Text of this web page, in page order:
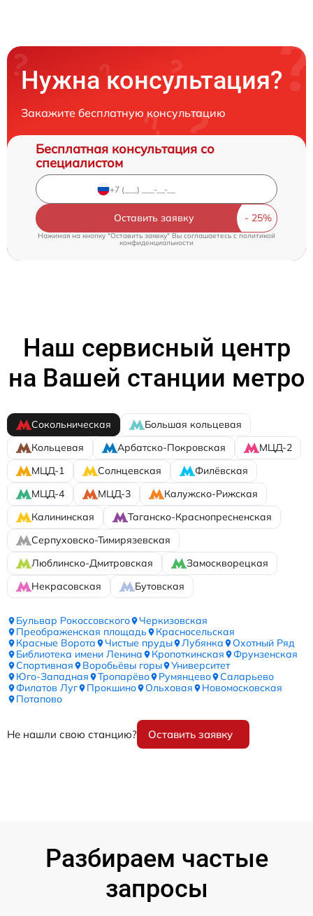
Нужна консультация?
Закажите бесплатную консультацию
Бесплатная консультация со
специалистом
Оставить заявку
Нажимая на кнопку "Оставить заявку" Вы соглашаетесь c политикой
конфиденциальности
Наш сервисный центр
на Вашей станции метро
Сокольническая
Большая кольцевая
Кольцевая
Арбатско-Покровская
МЦД-2
МЦД-1
Солнцевская
Филёвская
МЦД-4
МЦД-3
Калужско-Рижская
Калининская
Таганско-Краснопресненская
Серпуховско-Тимирязевская
Люблинско-Дмитровская
Замоскворецкая
Некрасовская
Бутовская
Бульвар Рокоссовского
Черкизовская
Преображенская площадь
Красносельская
Красные Ворота
Чистые пруды Лубянка
Охотный Ряд
Библиотека имени Ленина
Кропоткинская
Фрунзенская
Спортивная
Воробьёвы горы
Университет
Юго-Западная
Тропарёво Румянцево
Саларьево
Филатов Луг
Прокшино Ольховая
Новомосковская
Потапово
Не нашли свою станцию? Оставить заявку
Разбираем частые
запросы